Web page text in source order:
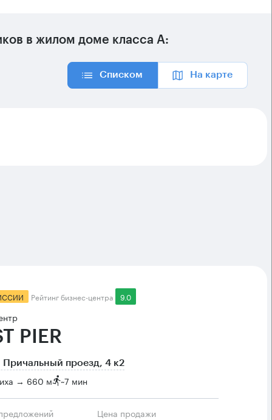
в жилом доме класса А:
Списком На карте
Рейтинг бизнес-центра 9.0
PIER
Причальный проезд, 4 к2
→ 660 м ~7 мин
Цена продажи